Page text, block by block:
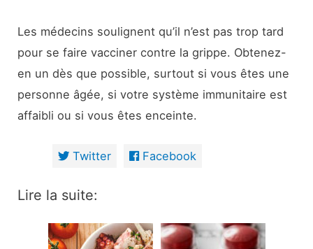
Les médecins soulignent qu’il n’est pas trop tard
pour se faire vacciner contre la grippe. Obtenez-
en un dès que possible, surtout si vous êtes une
personne âgée, si votre système immunitaire est
affaibli ou si vous êtes enceinte.
Twitter Facebook
Lire la suite: